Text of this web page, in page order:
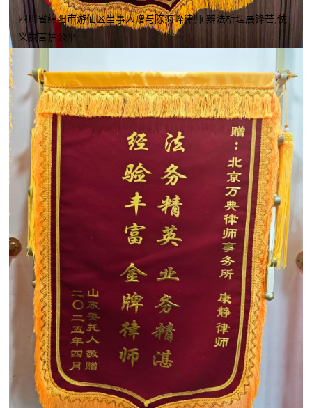
四川省绵阳市游仙区当事人赠与陈海峰律师 辩法析理展锋芒,仗
义执言护公平